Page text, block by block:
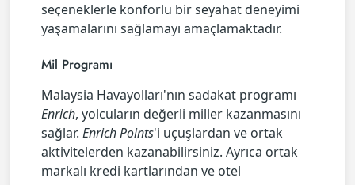
seçeneklerle konforlu bir seyahat deneyimi
yaşamalarını sağlamayı amaçlamaktadır.
Mil Programı
Malaysia Havayolları'nın sadakat programı
Enrich, yolcuların değerli miller kazanmasını
sağlar. Enrich Points'i uçuşlardan ve ortak
aktivitelerden kazanabilirsiniz. Ayrıca ortak
markalı kredi kartlarından ve otel